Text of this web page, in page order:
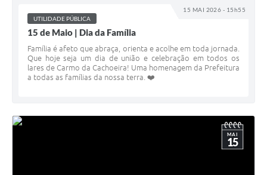
15 MAI 2026 - 15h55
UTILIDADE PÚBLICA
15 de Maio | Dia da Família
Família é afeto que abraça, orienta e acolhe em toda jornada.
Que hoje seja um dia de união e celebração em todos os
lares de Carmo da Cachoeira! Uma homenagem da Prefeitura
a todas as famílias da nossa terra. ❤️
MAI
15